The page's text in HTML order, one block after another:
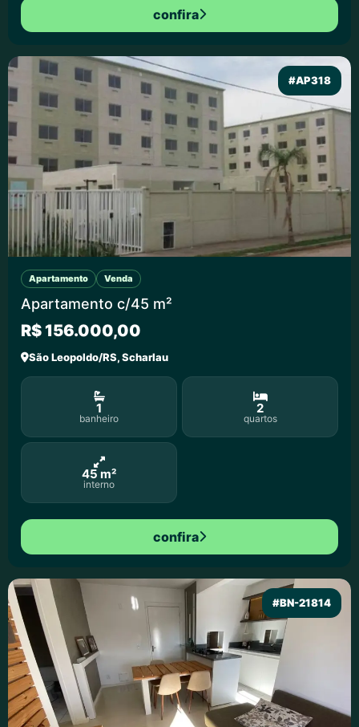
confira
#AP318
Apartamento Venda
Apartamento c/45 m²
R$ 156.000,00
São Leopoldo/RS, Scharlau
1
banheiro
2
quartos
45 m²
interno
confira
#BN-21814